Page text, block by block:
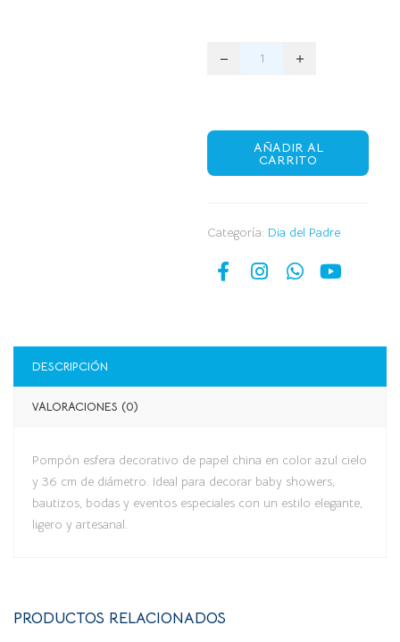
AÑADIR AL
CARRITO
Categoría: Dia del Padre
DESCRIPCIÓN
VALORACIONES (0)
Pompón esfera decorativo de papel china en color azul cielo
y 36 cm de diámetro. Ideal para decorar baby showers,
bautizos, bodas y eventos especiales con un estilo elegante,
ligero y artesanal.
PRODUCTOS RELACIONADOS